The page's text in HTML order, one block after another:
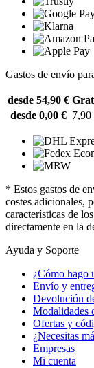
Gastos de envío
desde 54,90 €
desde 0,00 € 7,90
* Estos gastos de
costes adicionales,
características de
directamente en la
Ayuda y Soporte
¿Cómo hago
Envío y
Devolución
Modalidades
Ofertas y
¿Necesitas
Empresas
Mi cuenta